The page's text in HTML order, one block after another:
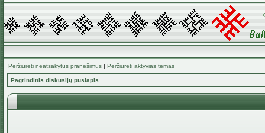
Peržiūrėti neatsakytus pranešimus | Peržiūrėti aktyvias temas
Pagrindinis diskusijų puslapis